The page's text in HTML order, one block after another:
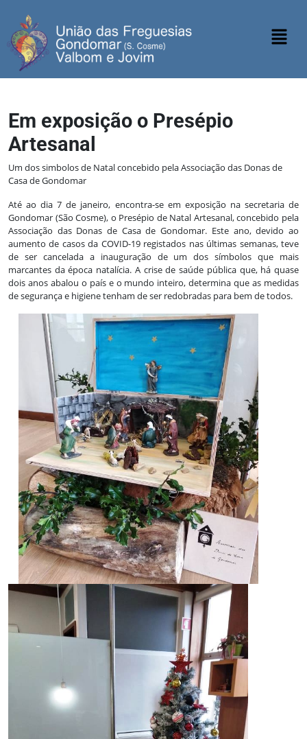
Em exposição o Presépio
Artesanal
Um dos simbolos de Natal concebido pela Associação das Donas de
Casa de Gondomar
Até ao dia 7 de janeiro, encontra-se em exposição na secretaria de
Gondomar (São Cosme), o Presépio de Natal Artesanal, concebido pela
Associação das Donas de Casa de Gondomar. Este ano, devido ao
aumento de casos da COVID-19 registados nas últimas semanas, teve
de ser cancelada a inauguração de um dos símbolos que mais
marcantes da época natalícia. A crise de saúde pública que, há quase
dois anos abalou o país e o mundo inteiro, determina que as medidas
de segurança e higiene tenham de ser redobradas para bem de todos.